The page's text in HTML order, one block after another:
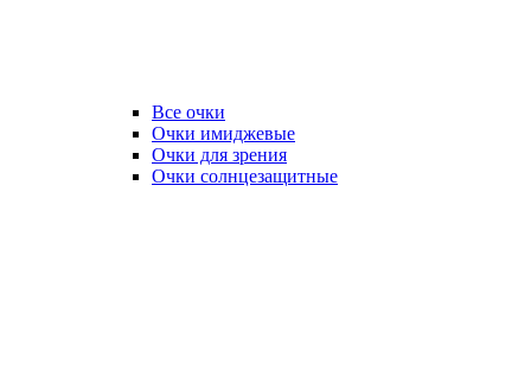
Все очки
Очки имиджевые
Очки для зрения
Очки солнцезащитные